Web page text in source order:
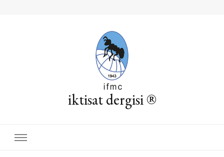
iktisat dergisi ®